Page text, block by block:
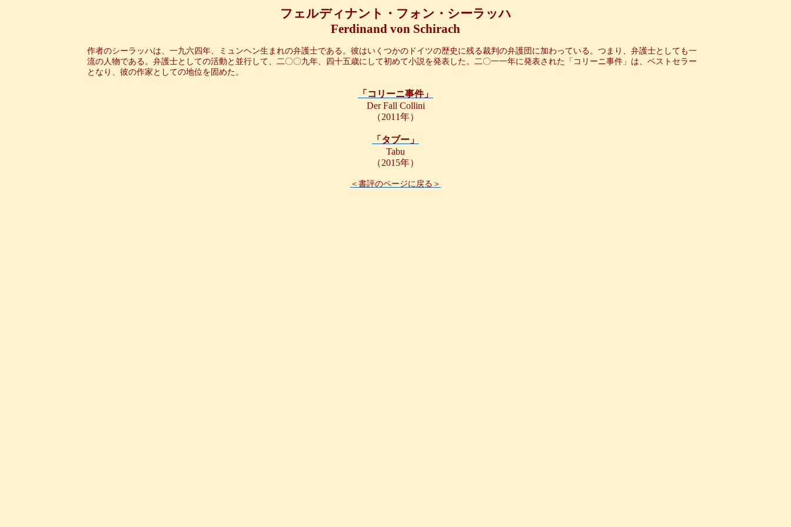
フェルディナント・フォン・シーラッハ
Ferdinand von Schirach
作者のシーラッハは、一九六四年、ミュンヘン生まれの弁護士である。彼はいくつかのドイツの歴史に残る裁判の弁護団に加わっている。つまり、弁護士としても一
流の人物である。弁護士としての活動と並行して、二〇〇九年、四十五歳にして初めて小説を発表した。二〇一一年に発表された「コリーニ事件」は、ベストセラー
となり、彼の作家としての地位を固めた。
「コリーニ事件」
Der Fall Collini
（2011年）
「タブー」
Tabu
（2015年）
＜ 書評のページに戻る ＞